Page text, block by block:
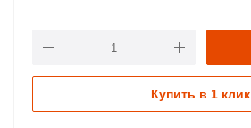
Купить в 1 клик